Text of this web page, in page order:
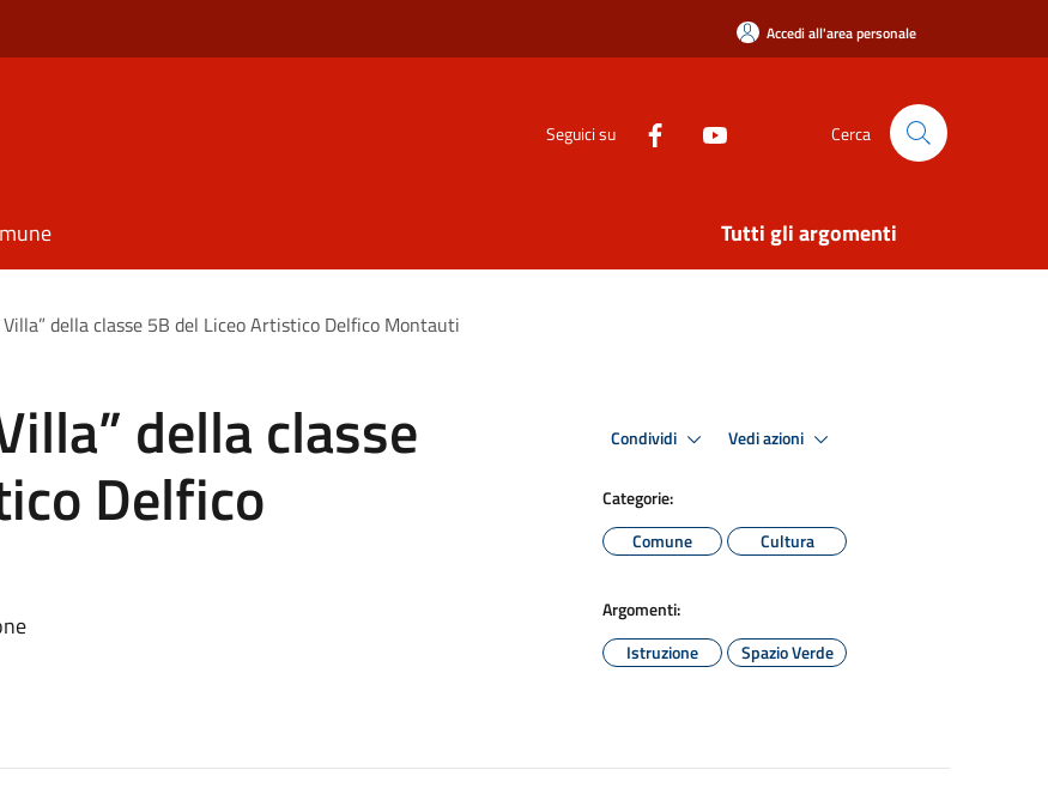
Accedi all'area personale
Seguici su Cerca
Tutti gli argomenti
della classe 5B del Liceo Artistico Delfico Montauti
della classe
Delfico
Condividi Vedi azioni
Categorie:
Comune
Cultura
Argomenti:
Istruzione
Spazio Verde